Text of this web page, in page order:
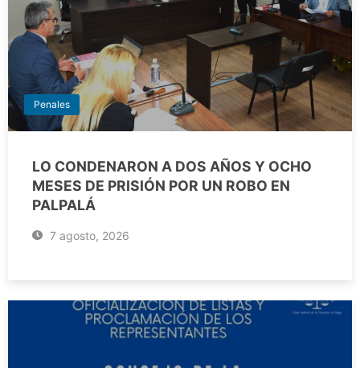
Penales
LO CONDENARON A DOS AÑOS Y OCHO
MESES DE PRISIÓN POR UN ROBO EN
PALPALÁ
7 agosto, 2026